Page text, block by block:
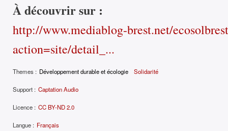
À découvrir sur :
http://www.mediablog-brest.net/
action=site/detail_...
Themes : Développement durable et écologie Solidarité
Support : Captation Audio
Licence : CC BY-ND 2.0
Langue : Français